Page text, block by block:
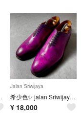
ボルドー
Jalan Sriwijaya
希少色✨️ jalan Sriwijaya セミブローグ パティーヌ 革靴 紫
¥ 18,000